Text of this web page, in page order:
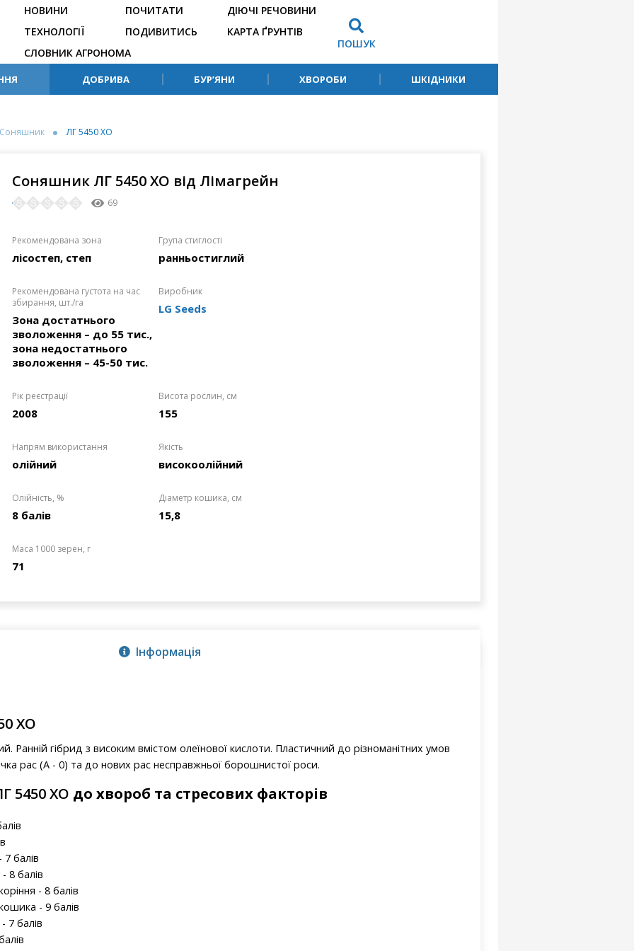
НОВИНИ
ТЕХНОЛОГІЇ
ПОЧИТАТИ
ПОДИВИТИСЬ
ДІЮЧІ РЕЧОВИНИ
КАРТА ҐРУНТІВ
СЛОВНИК АГРОНОМА
ПОШУК
ДОБРИВА БУР’ЯНИ ХВОРОБИ ШКІДНИКИ
Соняшник ЛГ 5450 ХО
Соняшник ЛГ 5450 ХО від Лімагрейн
69
Рекомендована зона
лісостеп, степ
Група стиглості
ранньостиглий
Рекомендована густота на час
збирання, шт./га
Зона достатнього
зволоження – до 55 тис.,
зона недостатнього
зволоження – 45-50 тис.
Виробник
LG Seeds
Рік реєстрації
2008
Висота рослин, см
155
Напрям використання
олійний
Якість
високоолійний
Олійність, %
8 балів
Діаметр кошика, см
15,8
Маса 1000 зерен, г
71
Інформація
ХО
Ранній гібрид з високим вмістом олеїнової кислоти. Пластичний до різноманітних умов
рас (А - 0) та до нових рас несправжньої борошнистої роси.
5450 ХО до хвороб та стресових факторів
7 балів
8 балів
- 8 балів
кошика - 9 балів
- 7 балів